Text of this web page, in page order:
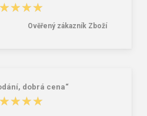
Ověřený zákazník Zboží
dobrá cena“